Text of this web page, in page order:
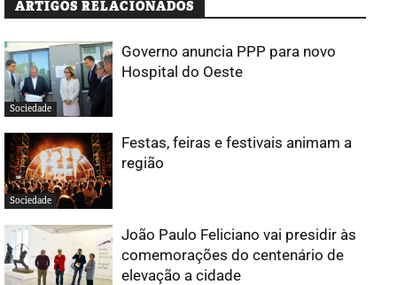
ARTIGOS RELACIONADOS
Sociedade
Governo anuncia PPP para novo
Hospital do Oeste
Sociedade
Festas, feiras e festivais animam a
região
João Paulo Feliciano vai presidir às
comemorações do centenário de
elevação a cidade